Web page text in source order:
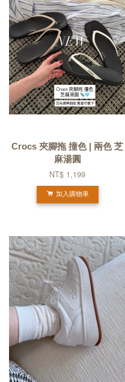
Crocs 夾腳拖 撞色 | 兩色 芝
麻湯圓
NT$ 1,199
加入購物車